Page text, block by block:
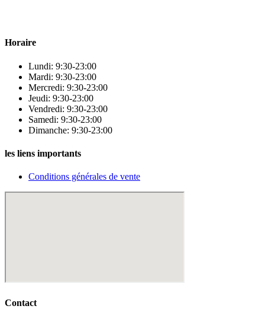
Horaire
Lundi: 9:30-23:00
Mardi: 9:30-23:00
Mercredi: 9:30-23:00
Jeudi: 9:30-23:00
Vendredi: 9:30-23:00
Samedi: 9:30-23:00
Dimanche: 9:30-23:00
les liens importants
Conditions générales de vente
Contact